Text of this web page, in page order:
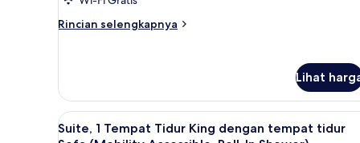
Rincian selengkapnya
Rincian
1
Tempat
Tidur
King
Lihat
Lihat
semua
Meja kerja, ruang kerja
6
Suite, 1 Tempat Tidur King dengan tempat tidur